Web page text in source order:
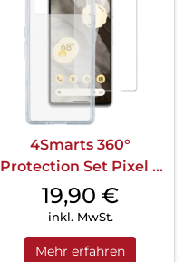
4Smarts 360°
Protection Set Pixel 8
Pro Transparent
19,90 €
inkl. MwSt.
Mehr erfahren